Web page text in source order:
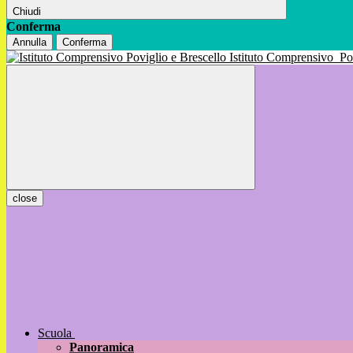
Chiudi
Conferma
Annulla Conferma
Istituto Comprensivo
close
Scuola
Panoramica